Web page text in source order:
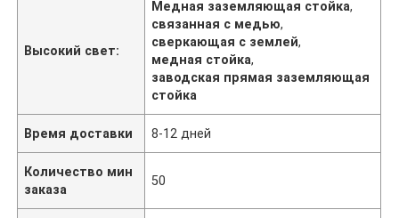
Высокий свет:
Медная заземляющая стойка,
связанная с медью,
сверкающая с землей,
медная стойка,
заводская прямая заземляющая
стойка
Время доставки 8-12 дней
Количество мин
заказа
50